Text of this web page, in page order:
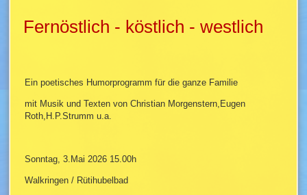
Fernöstlich - köstlich - westlich
Ein poetisches Humorprogramm für die ganze Familie
mit Musik und Texten von Christian Morgenstern,Eugen
Roth,H.P.Strumm u.a.
Sonntag, 3.Mai 2026 15.00h
Walkringen / Rütihubelbad